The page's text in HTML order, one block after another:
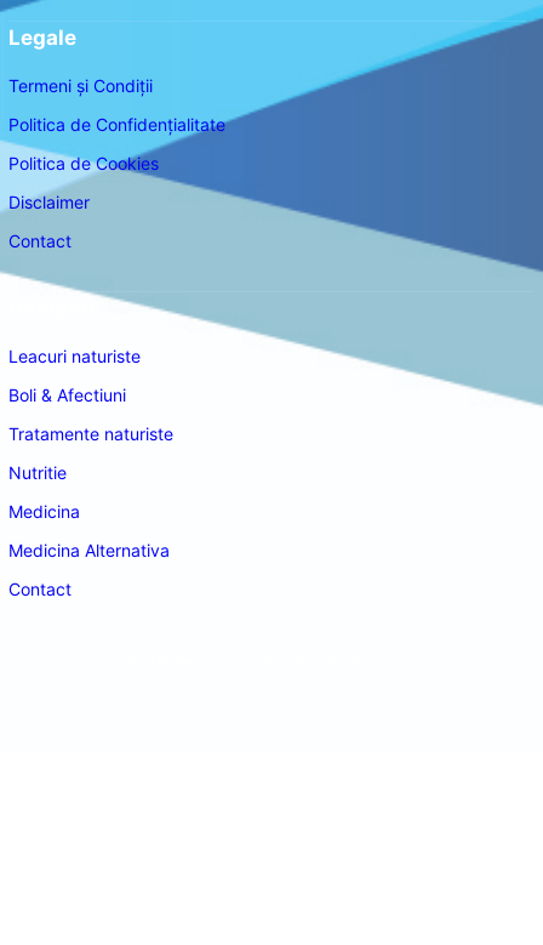
Legale
Termeni și Condiții
Politica de Confidențialitate
Politica de Cookies
Disclaimer
Contact
Leacuri naturiste
Boli & Afectiuni
Tratamente naturiste
Nutritie
Medicina
Medicina Alternativa
Contact